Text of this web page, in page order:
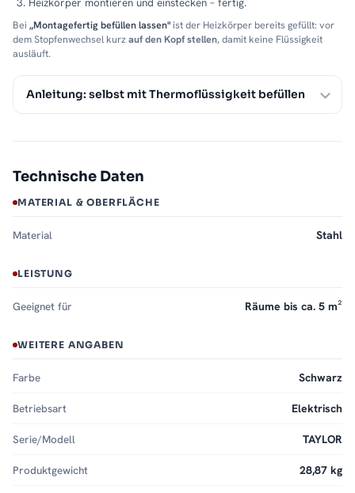
Bei „Montagefertig befüllen lassen"ist der Heizkörper bereits gefüllt: vor
dem Stopfenwechsel kurzauf den Kopf stellen, damit keine Flüssigkeit
ausläuft.
Anleitung: selbst mit Thermoflüssigkeit befüllen
Technische Daten
MATERIAL & OBERFLÄCHE
Material Stahl
LEISTUNG
Geeignet für Räume bis ca. 5 m²
WEITERE ANGABEN
Farbe Schwarz
Betriebsart Elektrisch
Serie/Modell TAYLOR
Produktgewicht 28,87 kg